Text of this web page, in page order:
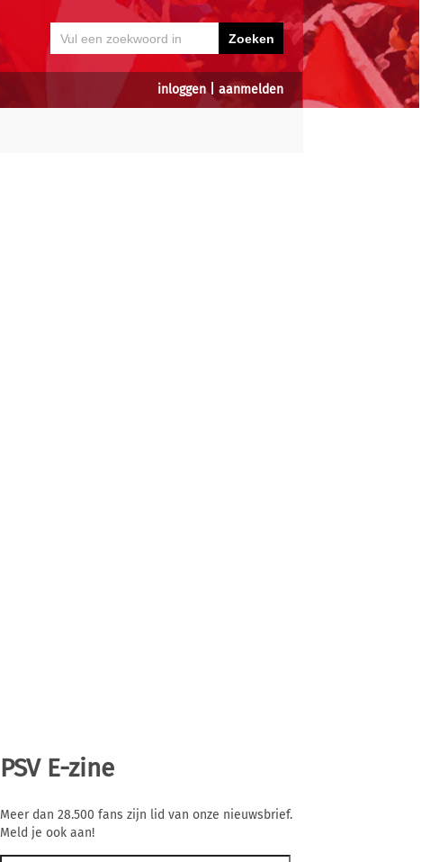
inloggen| aanmelden
PSV E-zine
Meer dan 28.500 fans zijn lid van onze nieuwsbrief.
Meld je ook aan!